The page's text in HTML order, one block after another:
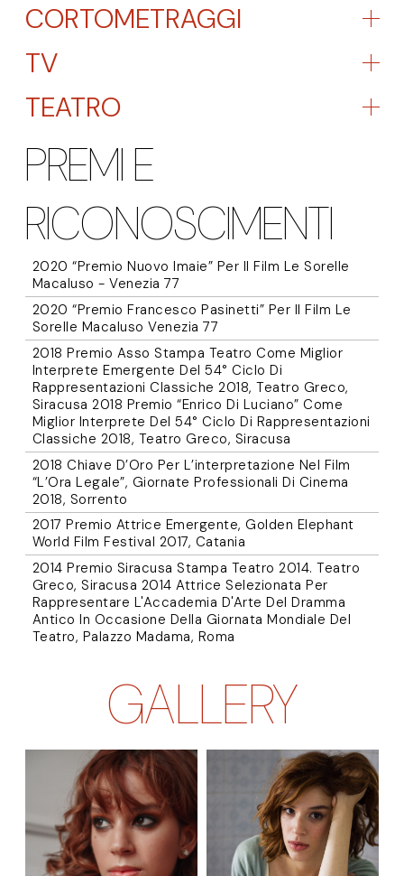
CORTOMETRAGGI
TV
TEATRO
PREMI E
RICONOSCIMENTI
2020 “Premio Nuovo Imaie” Per Il Film Le Sorelle
Macaluso - Venezia 77
2020 “Premio Francesco Pasinetti” Per Il Film Le
Sorelle Macaluso Venezia 77
2018 Premio Asso Stampa Teatro Come Miglior
Interprete Emergente Del 54° Ciclo Di
Rappresentazioni Classiche 2018, Teatro Greco,
Siracusa 2018 Premio “Enrico Di Luciano” Come
Miglior Interprete Del 54° Ciclo Di Rappresentazioni
Classiche 2018, Teatro Greco, Siracusa
2018 Chiave D’Oro Per L’interpretazione Nel Film
“L’Ora Legale”, Giornate Professionali Di Cinema
2018, Sorrento
2017 Premio Attrice Emergente, Golden Elephant
World Film Festival 2017, Catania
2014 Premio Siracusa Stampa Teatro 2014. Teatro
Greco, Siracusa 2014 Attrice Selezionata Per
Rappresentare L'Accademia D'Arte Del Dramma
Antico In Occasione Della Giornata Mondiale Del
Teatro, Palazzo Madama, Roma
GALLERY